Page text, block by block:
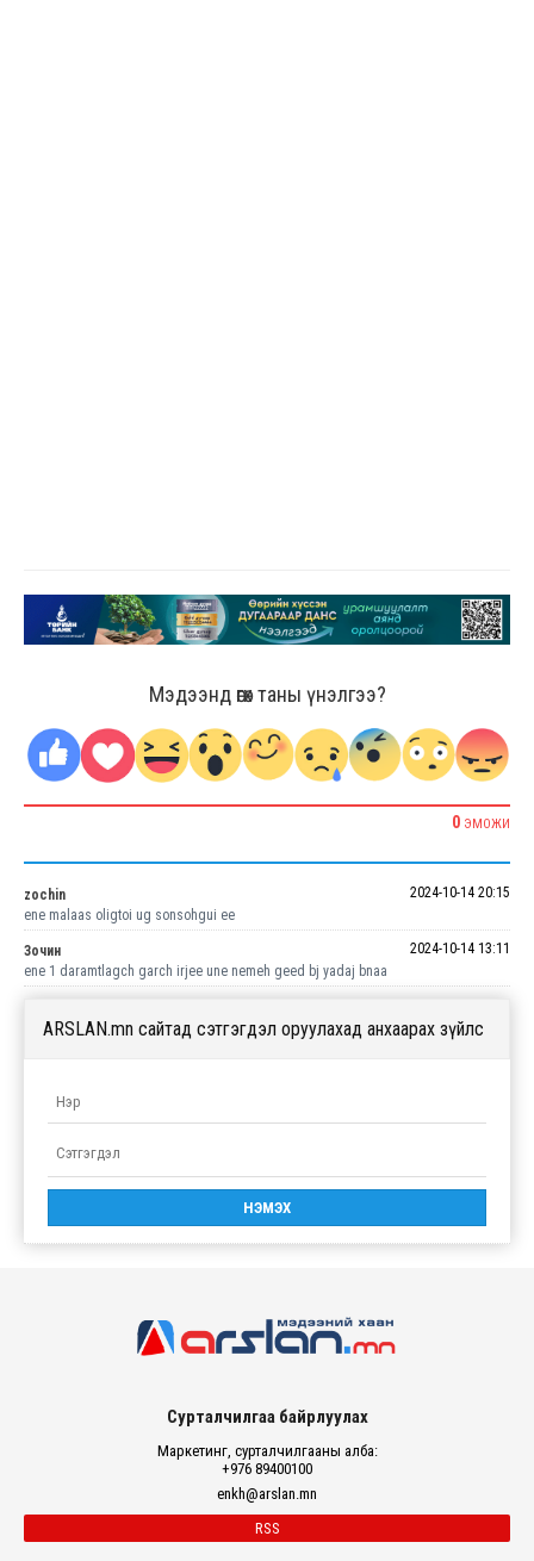
Мэдээнд өгөх таны үнэлгээ?
0 ЭМОЖИ
zochin
2024-10-14 20:15
ene malaas oligtoi ug sonsohgui ee
Зочин
2024-10-14 13:11
ene 1 daramtlagch garch irjee une nemeh geed bj yadaj bnaa
ARSLAN.mn сайтад сэтгэгдэл оруулахад анхаарах зүйлс
Сурталчилгаа байрлуулах
Маркетинг, сурталчилгааны алба:
+976 89400100
enkh@arslan.mn
RSS